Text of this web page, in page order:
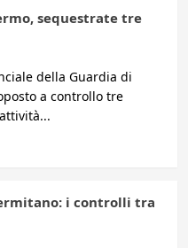
sequestrate tre
della Guardia di
a controllo tre
i controlli tra